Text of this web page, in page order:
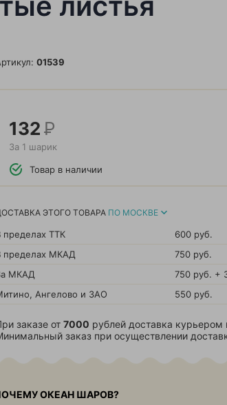
01539
132Р
За 1 шарик
Товар в наличии
ЭТОГО ТОВАРА ПО МОСКВЕ
пределах ТТК 600 руб.
пределах МКАД
750 руб.
МКАД
750 руб. +
Ангелово и ЗАО
550 руб.
заказе от 7000 рублей доставка курьером
заказ при осуществлении
ОКЕАН ШАРОВ?